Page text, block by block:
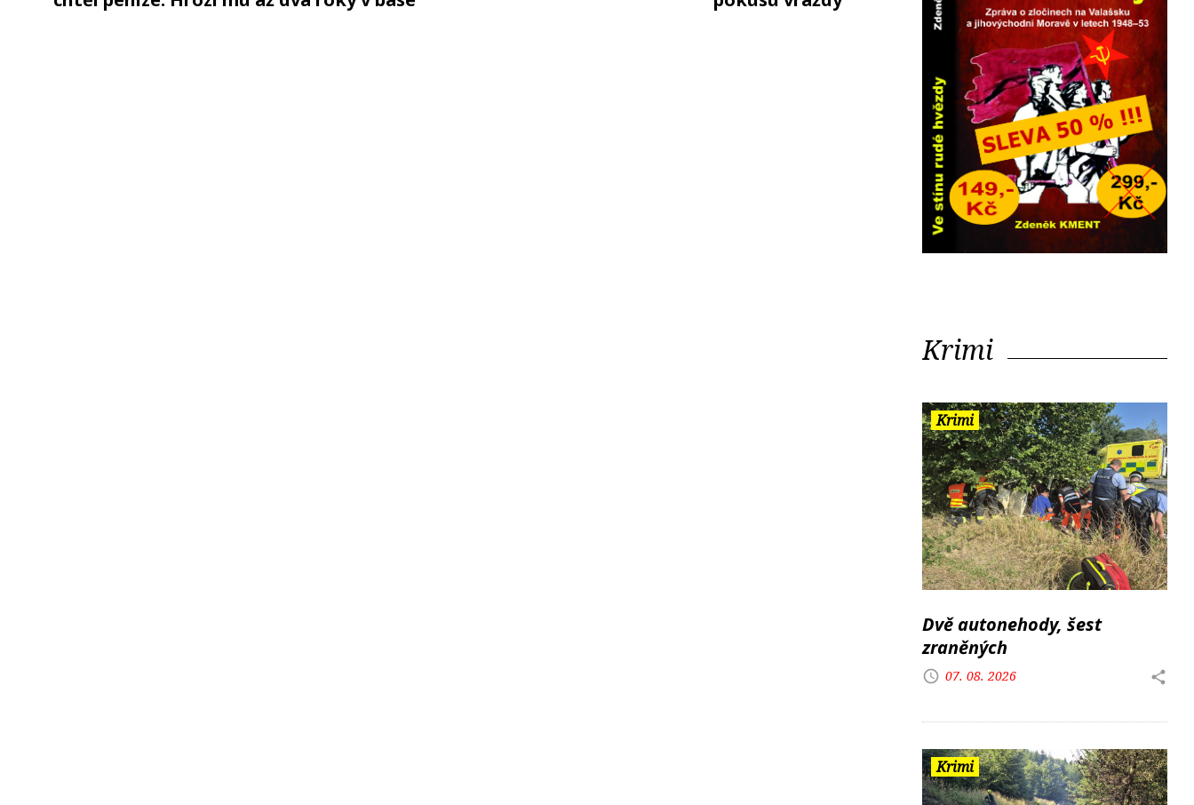
Krimi
Krimi
Dvě autonehody, šest
zraněných
07. 08. 2026
Krimi